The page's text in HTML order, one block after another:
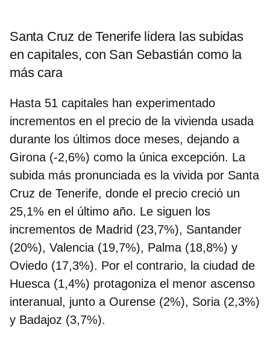
Santa Cruz de Tenerife lidera las subidas
en capitales, con San Sebastián como la
más cara
Hasta 51 capitales han experimentado
incrementos en el precio de la vivienda usada
durante los últimos doce meses, dejando a
Girona (-2,6%) como la única excepción. La
subida más pronunciada es la vivida por Santa
Cruz de Tenerife, donde el precio creció un
25,1% en el último año. Le siguen los
incrementos de Madrid (23,7%), Santander
(20%), Valencia (19,7%), Palma (18,8%) y
Oviedo (17,3%). Por el contrario, la ciudad de
Huesca (1,4%) protagoniza el menor ascenso
interanual, junto a Ourense (2%), Soria (2,3%)
y Badajoz (3,7%).